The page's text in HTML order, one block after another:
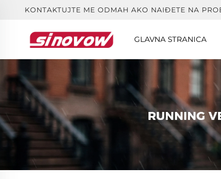
KONTAKTUJTE ME ODMAH AKO NAIĐETE NA
GLAVNA STRANICA